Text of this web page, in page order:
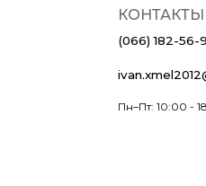
КОНТАКТЫ
(066) 182-56-
Пн–Пт: 10:00 -